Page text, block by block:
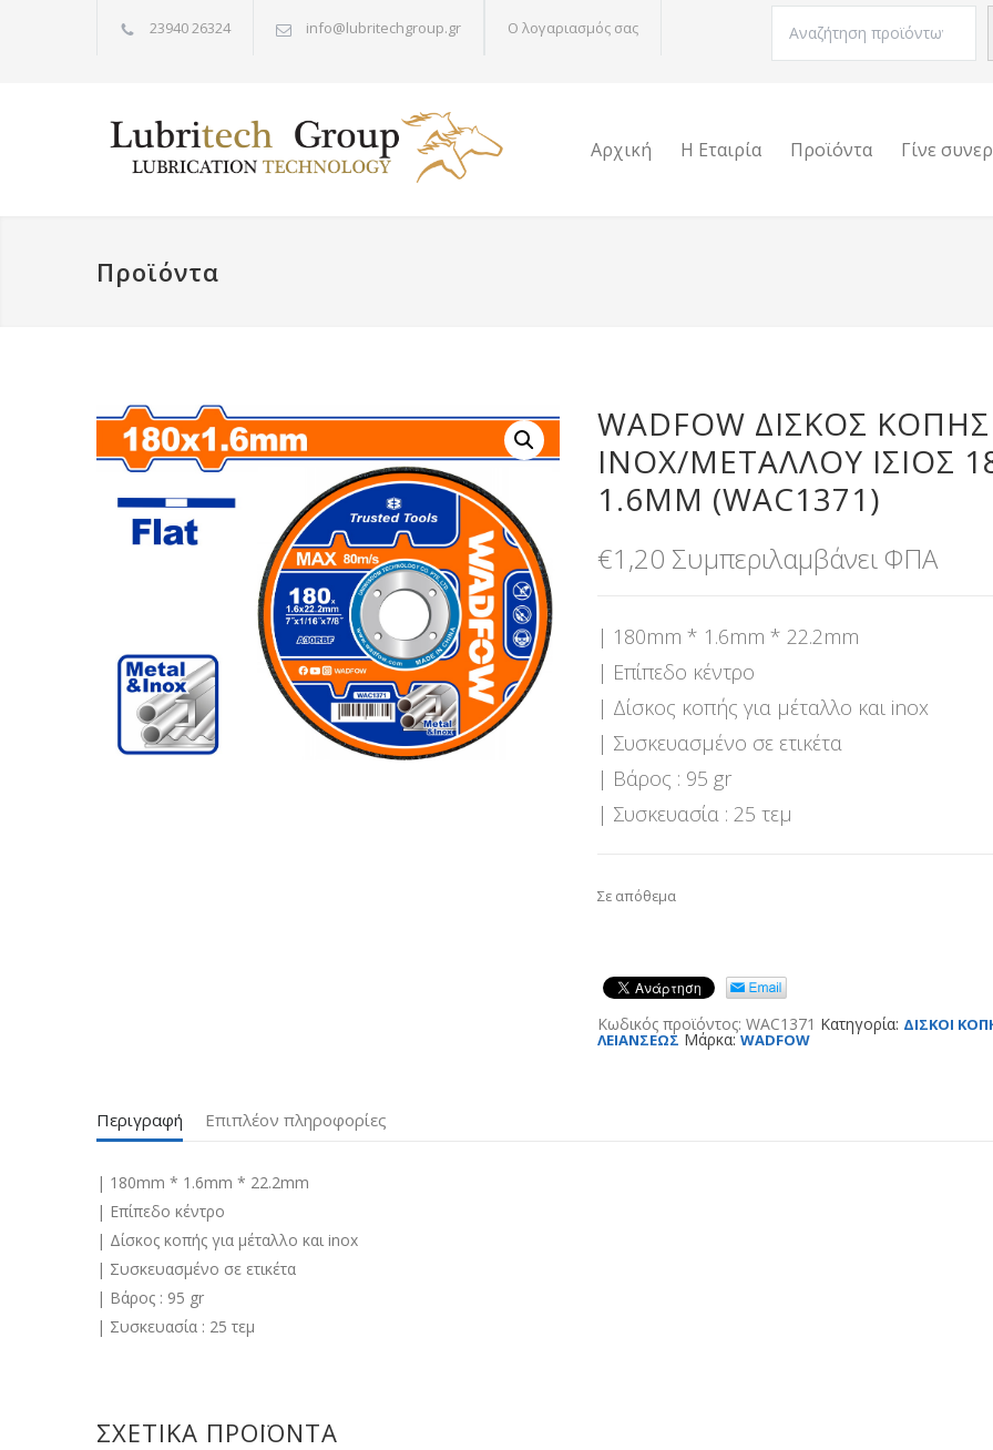
23940 26324 info@lubritechgroup.gr Ο λογαριασμός σας
Αναζήτηση
Αρχική Η Εταιρία Προϊόντα Γίνε
Προϊόντα
WADFOW ΔΙΣΚΟΣ ΚΟΠΗΣ
ΙΝΟΧ/ΜΕΤΑΛΛΟΥ ΙΣΙΟΣ
1.6MM (WAC1371)
€1,20 Συμπεριλαμβάνει ΦΠΑ
| 180mm * 1.6mm * 22.2mm
| Επίπεδο κέντρο
| Δίσκος κοπής για μέταλλο και inox
| Συσκευασμένο σε ετικέτα
| Βάρος : 95 gr
| Συσκευασία : 25 τεμ
Σε απόθεμα
Κωδικός προϊόντος:WAC1371 Κατηγορία: ΔΙΣΚΟΙ
ΛΕΙΑΝΣΕΩΣ Μάρκα:WADFOW
Περιγραφή Επιπλέον πληροφορίες
| 180mm * 1.6mm * 22.2mm
| Επίπεδο κέντρο
| Δίσκος κοπής για μέταλλο και inox
| Συσκευασμένο σε ετικέτα
| Βάρος : 95 gr
| Συσκευασία : 25 τεμ
ΣΧΕΤΙΚΆ ΠΡΟΪΌΝΤΑ